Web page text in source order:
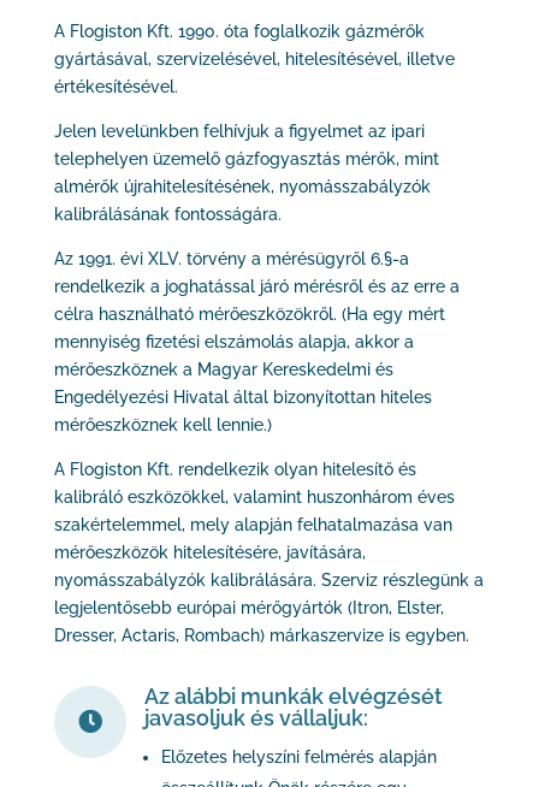
A Flogiston Kft. 1990. óta foglalkozik gázmérők
gyártásával, szervizelésével, hitelesítésével, illetve
értékesítésével.
Jelen levelünkben felhívjuk a figyelmet az ipari
telephelyen üzemelő gázfogyasztás mérők, mint
almérők újrahitelesítésének, nyomásszabályzók
kalibrálásának fontosságára.
Az 1991. évi XLV. törvény a mérésügyről 6.§-a
rendelkezik a joghatással járó mérésről és az erre a
célra használható mérőeszközökről. (Ha egy mért
mennyiség fizetési elszámolás alapja, akkor a
mérőeszköznek a Magyar Kereskedelmi és
Engedélyezési Hivatal által bizonyítottan hiteles
mérőeszköznek kell lennie.)
A Flogiston Kft. rendelkezik olyan hitelesítő és
kalibráló eszközökkel, valamint huszonhárom éves
szakértelemmel, mely alapján felhatalmazása van
mérőeszközök hitelesítésére, javítására,
nyomásszabályzók kalibrálására. Szerviz részlegünk a
legjelentősebb európai mérőgyártók (Itron, Elster,
Dresser, Actaris, Rombach) márkaszervize is egyben.

Az alábbi munkák elvégzését
javasoljuk és vállaljuk:
Előzetes helyszíni felmérés alapján